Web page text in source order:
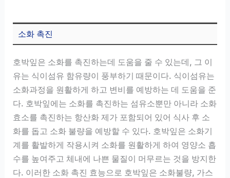
소화 촉진
호박잎은 소화를 촉진하는데 도움을 줄 수 있는데, 그 이
유는 식이섬유 함유량이 풍부하기 때문이다. 식이섬유는
소화과정을 원활하게 하고 변비를 예방하는 데 도움을 준
다. 호박잎에는 소화를 촉진하는 섬유소뿐만 아니라 소화
효소를 촉진하는 항산화 제가 포함되어 있어 식사 후 소
화를 돕고 소화 불량을 예방할 수 있다. 호박잎은 소화기
계를 활발하게 작용시켜 소화를 원활하게 하여 영양소 흡
수를 높여주고 체내에 나쁜 물질이 머무르는 것을 방지한
다. 이러한 소화 촉진 효능으로 호박잎은 소화불량, 가스